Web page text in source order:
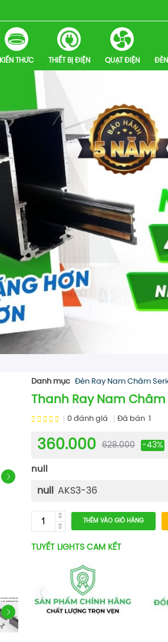
KIẾN THỨC THIẾT BỊ ĐIỆN QUẠT ĐIỆN
Danh mục Đèn Ray Nam Châm
Thanh Ray Nam Châm
0 đánh giá Đã bán 1
360.000 628.000 -43%
null
null AKS3-36
THÊM VÀO GIỎ HÀNG
TUYẾT LIGHTS CAM KẾT